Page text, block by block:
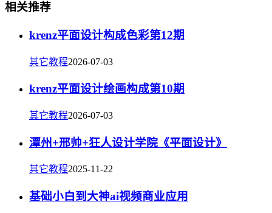
相关推荐
krenz平面设计构成色彩第12期
其它教程2026-07-03
krenz平面设计绘画构成第10期
其它教程2026-07-03
潭州+邢帅+狂人设计学院《平面设计》
其它教程2025-11-22
基础小白到大神ai视频商业应用